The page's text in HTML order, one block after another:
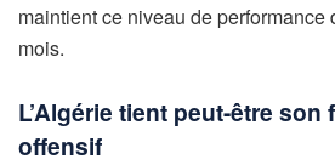
maintient ce niveau de performance
mois.
L’Algérie tient peut-être son
offensif